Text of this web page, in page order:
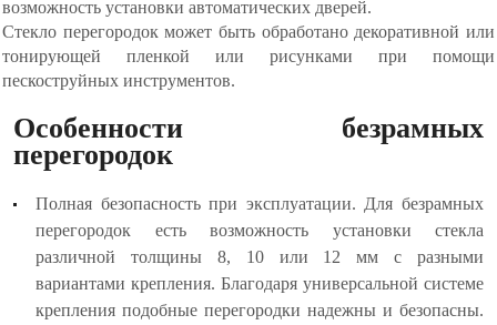
возможность установки автоматических дверей.
Стекло перегородок может быть обработано декоративной или
тонирующей пленкой или рисунками при помощи
пескоструйных инструментов.
Особенности безрамных
перегородок
Полная безопасность при эксплуатации. Для безрамных
перегородок есть возможность установки стекла
различной толщины 8, 10 или 12 мм с разными
вариантами крепления. Благодаря универсальной системе
крепления подобные перегородки надежны и безопасны.